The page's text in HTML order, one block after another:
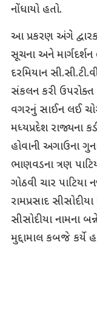
નોંધાયો હતો.
આ પ્રકરણ અંગે
સૂચના અને
દરમિયાન
સંકલન કરી
વગરનું સાઈન લઈ
મધ્યપ્રદેશ રાજ્યના
હોવાની અગાઉના
ભાણવડના ત્રણ
ગોઠવી ચાર
રામપ્રસાદ
સીસોદીયા નામના
મુદ્દામાલ કબજે કર્યે